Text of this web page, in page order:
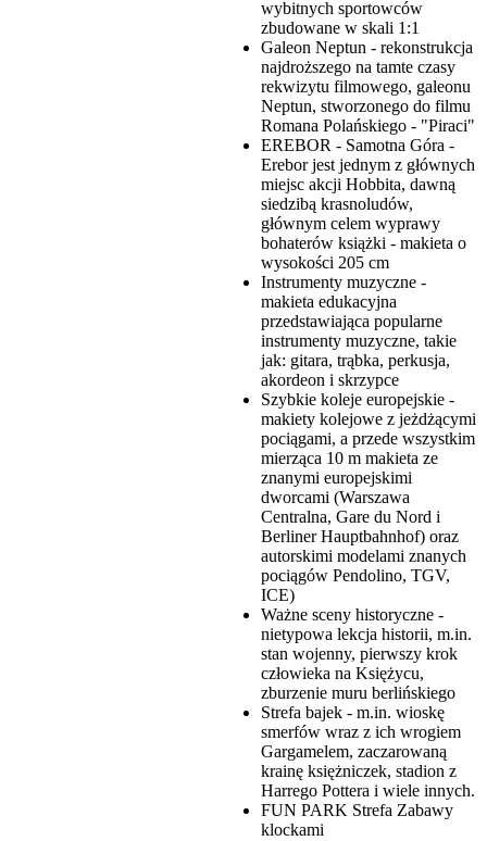
wybitnych sportowców
zbudowane w skali 1:1
Galeon Neptun - rekonstrukcja
najdroższego na tamte czasy
rekwizytu filmowego, galeonu
Neptun, stworzonego do filmu
Romana Polańskiego - "Piraci"
EREBOR - Samotna Góra -
Erebor jest jednym z głównych
miejsc akcji Hobbita, dawną
siedzibą krasnoludów,
głównym celem wyprawy
bohaterów książki - makieta o
wysokości 205 cm
Instrumenty muzyczne -
makieta edukacyjna
przedstawiająca popularne
instrumenty muzyczne, takie
jak: gitara, trąbka, perkusja,
akordeon i skrzypce
Szybkie koleje europejskie -
makiety kolejowe z jeżdżącymi
pociągami, a przede wszystkim
mierząca 10 m makieta ze
znanymi europejskimi
dworcami (Warszawa
Centralna, Gare du Nord i
Berliner Hauptbahnhof) oraz
autorskimi modelami znanych
pociągów Pendolino, TGV,
ICE)
Ważne sceny historyczne -
nietypowa lekcja historii, m.in.
stan wojenny, pierwszy krok
człowieka na Księżycu,
zburzenie muru berlińskiego
Strefa bajek - m.in. wioskę
smerfów wraz z ich wrogiem
Gargamelem, zaczarowaną
krainę księżniczek, stadion z
Harrego Pottera i wiele innych.
FUN PARK Strefa Zabawy
klockami